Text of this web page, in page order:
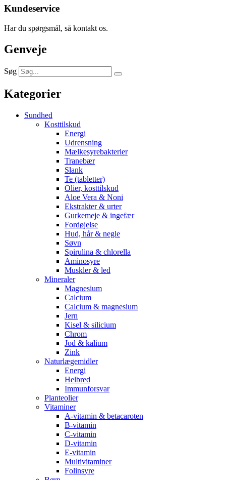
Kundeservice
Har du spørgsmål, så kontakt os.
Genveje
Søg
Kategorier
Sundhed
Kosttilskud
Energi
Udrensning
Mælkesyrebakterier
Tranebær
Slank
Te (tabletter)
Olier, kosttilskud
Aloe Vera & Noni
Ekstrakter & urter
Gurkemeje & ingefær
Fordøjelse
Hud, hår & negle
Søvn
Spirulina & chlorella
Aminosyre
Muskler & led
Mineraler
Magnesium
Calcium
Calcium & magnesium
Jern
Kisel & silicium
Chrom
Jod & kalium
Zink
Naturlægemidler
Energi
Helbred
Immunforsvar
Planteolier
Vitaminer
A-vitamin & betacaroten
B-vitamin
C-vitamin
D-vitamin
E-vitamin
Multivitaminer
Folinsyre